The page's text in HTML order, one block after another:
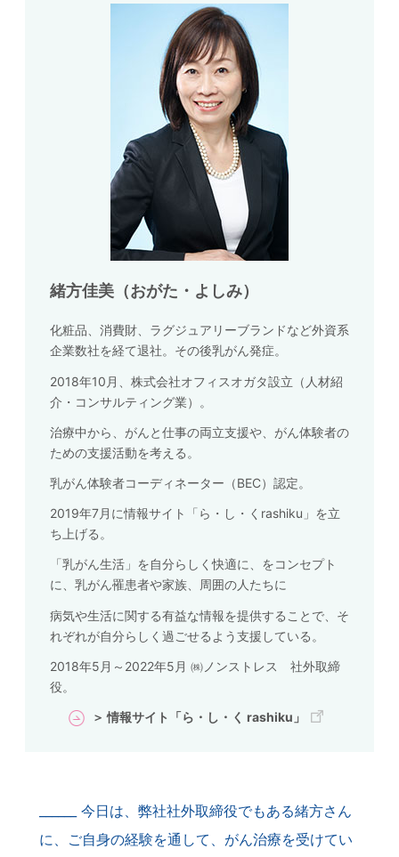
緒方佳美（おがた・よしみ）
化粧品、消費財、ラグジュアリーブランドなど外資系
企業数社を経て退社。その後乳がん発症。
2018年10月、株式会社オフィスオガタ設立（人材紹
介・コンサルティング業）。
治療中から、がんと仕事の両立支援や、がん体験者の
ための支援活動を考える。
乳がん体験者コーディネーター（BEC）認定。
2019年7月に情報サイト「ら・し・くrashiku」を立
ち上げる。
「乳がん生活」を自分らしく快適に、をコンセプト
に、乳がん罹患者や家族、周囲の人たちに
病気や生活に関する有益な情報を提供することで、そ
れぞれが自分らしく過ごせるよう支援している。
2018年5月～2022年5月 ㈱ノンストレス 社外取締
役。
＞ 情報サイト「ら・し・く rashiku」
今日は、弊社社外取締役でもある緒方さん
に、ご自身の経験を通して、がん治療を受けてい